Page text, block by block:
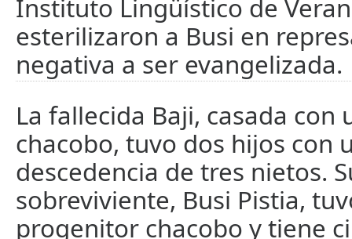
Instituto Lingüístico de
esterilizaron a Busi en
negativa a ser evangelizada.
La fallecida Baji, casada con
chacobo, tuvo dos hijos con
descedencia de tres nietos.
sobreviviente, Busi Pistia,
progenitor chacobo y tiene